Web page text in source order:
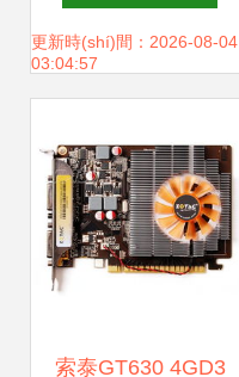
(píng)測(cè) 性能
之選
更新時(shí)間：2026-08-04
03:04:57
索泰GT630 4GD3